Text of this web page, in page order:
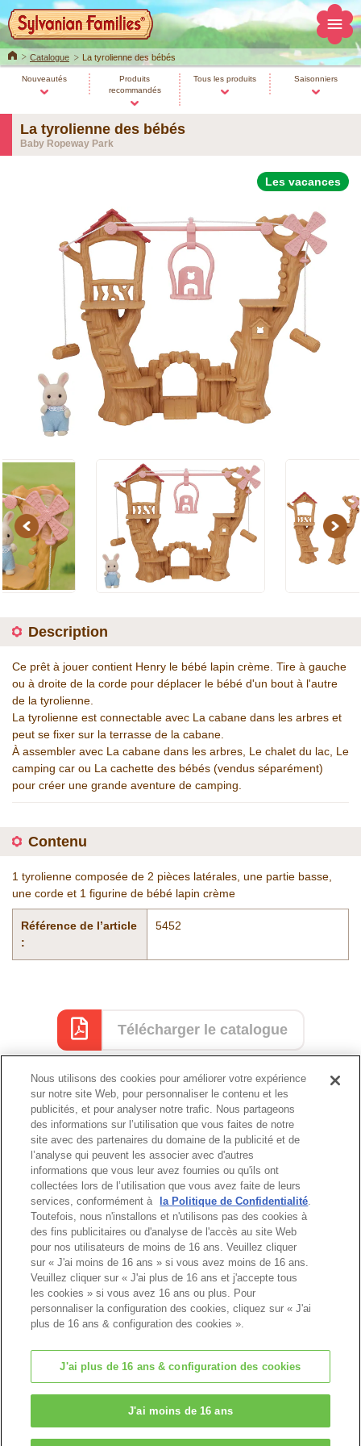
HomeCatalogue La tyrolienne des bébés
Nouveautés
Produits
recommandés
Tous les produits Saisonniers
La tyrolienne des bébés
Baby Ropeway Park
Les vacances
Previous Next
Description
Ce prêt à jouer contient Henry le bébé lapin crème. Tire à gauche
ou à droite de la corde pour déplacer le bébé d'un bout à l'autre
de la tyrolienne.
La tyrolienne est connectable avec La cabane dans les arbres et
peut se fixer sur la terrasse de la cabane.
À assembler avec La cabane dans les arbres, Le chalet du lac, Le
camping car ou La cachette des bébés (vendus séparément)
pour créer une grande aventure de camping.
Contenu
1 tyrolienne composée de 2 pièces latérales, une partie basse,
une corde et 1 figurine de bébé lapin crème
Référence de l’article
:
5452
Télécharger le catalogue
Catalogue
Haut de page
© EPOCH
Change Region
Nous utilisons des cookies pour améliorer votre expérience
sur notre site Web, pour personnaliser le contenu et les
publicités, et pour analyser notre trafic. Nous partageons
des informations sur l’utilisation que vous faites de notre
site avec des partenaires du domaine de la publicité et de
l’analyse qui peuvent les associer avec d'autres
informations que vous leur avez fournies ou qu'ils ont
collectées lors de l’utilisation que vous avez faite de leurs
services, conformément à
la Politique de Confidentialité.
Toutefois, nous n'installons et n'utilisons pas des cookies à
des fins publicitaires ou d'analyse de l'accès au site Web
pour nos utilisateurs de moins de 16 ans. Veuillez cliquer
sur « J'ai moins de 16 ans » si vous avez moins de 16 ans.
Veuillez cliquer sur « J'ai plus de 16 ans et j'accepte tous
les cookies » si vous avez 16 ans ou plus. Pour
personnaliser la configuration des cookies, cliquez sur « J'ai
plus de 16 ans & configuration des cookies ».
J'ai plus de 16 ans & configuration des cookies
J'ai moins de 16 ans